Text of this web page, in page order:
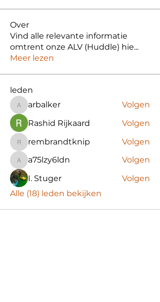
Over
Vind alle relevante informatie
omtrent onze ALV (Huddle) hie...
Meer lezen
leden
arbalker
arbalker
Volgen
Rashid Rijkaard
Volgen
rembrandtknip
rembrandtknip Volgen
a75lzy6ldn
a75lzy6ldn
Volgen
I. Stuger
Volgen
Alle (18) leden bekijken